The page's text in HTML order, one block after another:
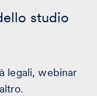
studio
legali, webinar